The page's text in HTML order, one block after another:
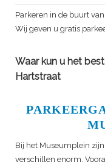
Parkeren in de buurt
Wij geven u gratis
Waar kun u het
Hartstraat
Bij het Museumplein
verschillen enorm.